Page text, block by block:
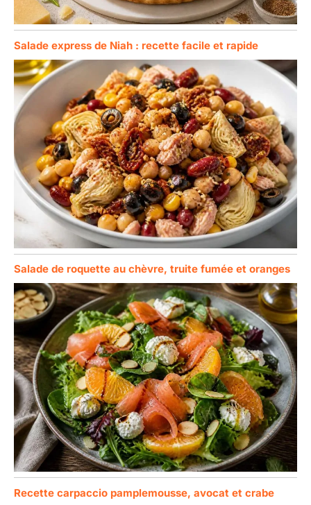
Salade express de Niah : recette facile et rapide
Salade de roquette au chèvre, truite fumée et oranges
Recette carpaccio pamplemousse, avocat et crabe